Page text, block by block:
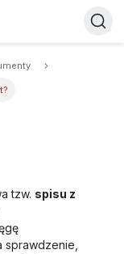
tzw. spisu z
sprawdzenie,